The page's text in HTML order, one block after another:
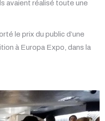
avaient réalisé toute une
le prix du public d’une
à Europa Expo, dans la